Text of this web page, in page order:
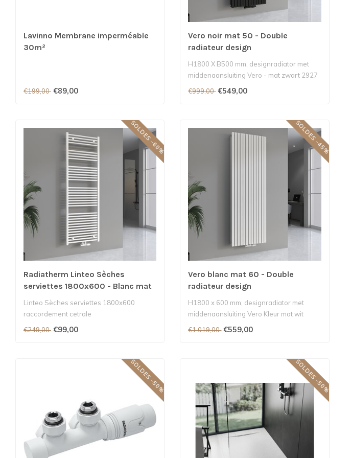
Lavinno Membrane imperméable
30m²
€199,00 €89,00
Vero noir mat 50 - Double
radiateur design
H1800 X B500 mm, designradiator met
middenaansluiting Vero - mat zwart 2927
€999,00 €549,00
SOLDES -60%
Radiatherm Linteo Sèches
serviettes 1800x600 - Blanc mat
Linteo Sèches serviettes 1800x600
raccordement cetrale
€249,00 €99,00
SOLDES -45%
Vero blanc mat 60 - Double
radiateur design
H1800 x 600 mm, designradiator met
middenaansluiting Vero Kleur mat wit
3460 Wat..
€1.019,00 €559,00
SOLDES -50% SOLDES -50%